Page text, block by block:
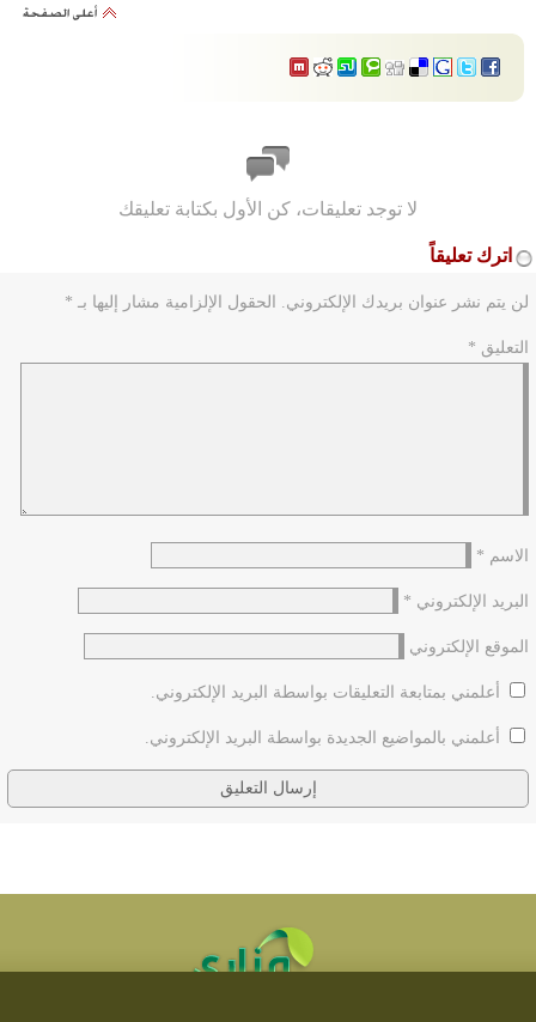
لا توجد تعليقات، كن الأول بكتابة تعليقك
اترك تعليقاً
لن يتم نشر عنوان بريدك الإلكتروني. الحقول الإلزامية مشار إليها بـ *
التعليق *
الاسم *
البريد الإلكتروني *
الموقع الإلكتروني
أعلمني بمتابعة التعليقات بواسطة البريد الإلكتروني.
أعلمني بالمواضيع الجديدة بواسطة البريد الإلكتروني.